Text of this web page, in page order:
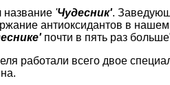
название 'Чудесник'.
антиоксидантов в
почти в пять раз
работали всего двое